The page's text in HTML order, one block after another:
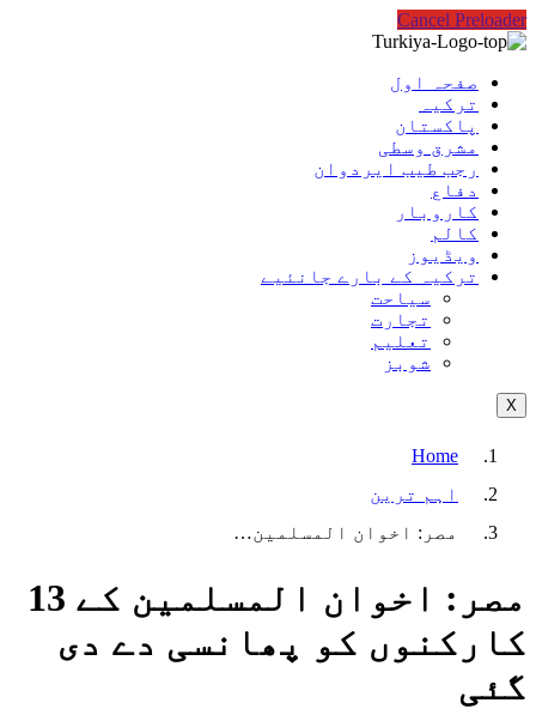
Cancel Preloader
صفحہ اول
ترکیہ
پاکستان
مشرق وسطی
رجب طیب ایردوان
دفاع
کاروبار
کالم
ویڈیوز
ترکیہ کے بارے جانئیے
سیاحت
تجارت
تعلیم
شوبز
X
Home
اہم ترین
مصر: اخوان المسلمین…
مصر: اخوان المسلمین کے 13
کارکنوں کو پھانسی دے دی
گئی